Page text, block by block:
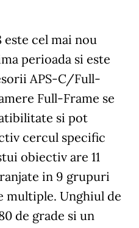
cel mai nou
perioada si este
APS-C/Full-
Full-Frame se
si pot
cercul specific
obiectiv are 11
in 9 grupuri
multiple. Unghiul de
de grade si un